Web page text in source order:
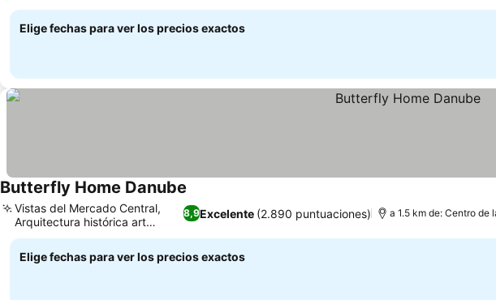
Elige fechas para ver los precios exactos
Butterfly Home Danube
8,9Excelente (2.890 puntuaciones)
Vistas del Mercado Central,
Arquitectura histórica art
nouveau
a 1.5 km de: Centro de
Elige fechas para ver los precios exactos